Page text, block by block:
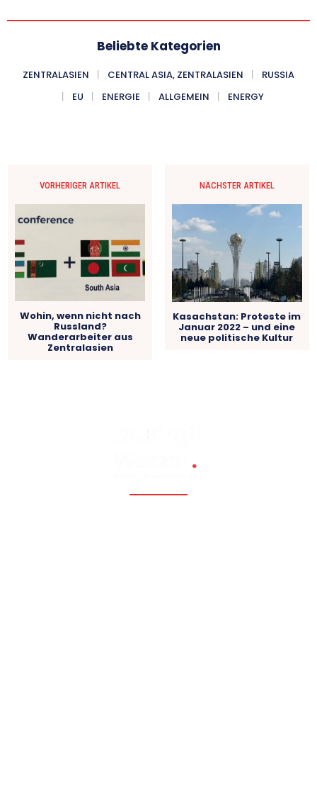
Beliebte Kategorien
ZENTRALASIEN CENTRAL ASIA, ZENTRALASIEN
RUSSIA
EU
ENERGIE ALLGEMEIN ENERGY
VORHERIGER ARTIKEL
Wohin, wenn nicht nach
Russland?
Wanderarbeiter aus
Zentralasien
NÄCHSTER ARTIKEL
Kasachstan: Proteste im
Januar 2022 – und eine
neue politische Kultur